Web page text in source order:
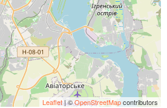
Leaflet| ©OpenStreetMapcontributors